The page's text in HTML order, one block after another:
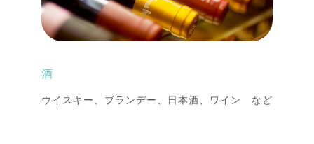
酒
ウイスキー、ブランデー、日本酒、ワイン など